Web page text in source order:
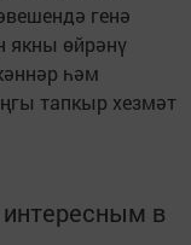
генә
якны өйрәнү
һәм
тапкыр хезмәт
в